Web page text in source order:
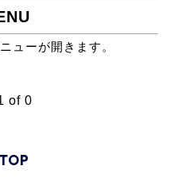
ューが開きます。
of 0